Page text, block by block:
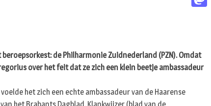
de Philharmonie Zuidnederland (PZN). Omdat
over het feit dat ze zich een klein beetje ambassadeur
het zich een echte ambassadeur van de Haarense
c
o
o
t